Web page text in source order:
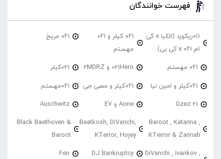
فهرست خوانندگان
۰۱۱ریکورد (الکیا x کی
ام ۰۲۱ x کی بی)
۰۲۱ کیلر و ۰۲۱
مهستم
۰۲۱ مریخ
۰۲۱ مهستم 021Hero و 2MDRZ 021کیلر
۰۲۱کیلر و امین نیا ۰۲۱کیلر و مصی جی ۰۲۱مهستم
21 Gzez Aone و E7 Auschwitz
Baroot , Katarina ,
KTerror & Zarinah
Beatkosh, DiVanchi,
KTerror, Hojey
Black Baethoven &
Baroot
DiVanchi , Ivankov ,
DJ Bankruptcy
Fen